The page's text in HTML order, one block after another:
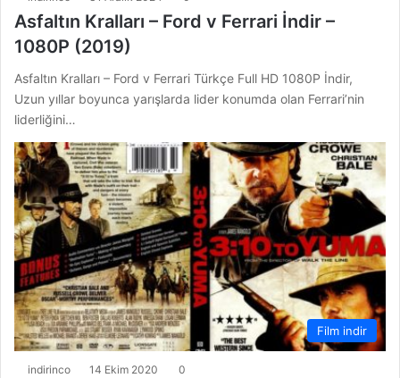
Asfaltın Kralları – Ford v Ferrari İndir –
1080P (2019)
Asfaltın Kralları – Ford v Ferrari Türkçe Full HD 1080P İndir,
Uzun yıllar boyunca yarışlarda lider konumda olan Ferrari’nin
liderliğini…
Film indir
indirinco 14 Ekim 2020 0